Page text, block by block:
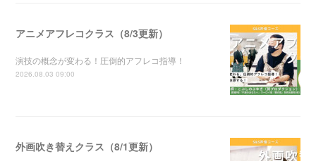
アニメアフレコクラス（8/3更新）
演技の概念が変わる！圧倒的アフレコ指導！
2026.08.03 09:00
外画吹き替えクラス（8/1更新）